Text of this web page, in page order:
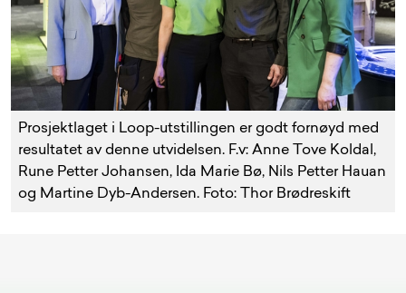
Prosjektlaget i Loop-utstillingen er godt fornøyd med
resultatet av denne utvidelsen. F.v: Anne Tove Koldal,
Rune Petter Johansen, Ida Marie Bø, Nils Petter Hauan
og Martine Dyb-Andersen. Foto: Thor Brødreskift